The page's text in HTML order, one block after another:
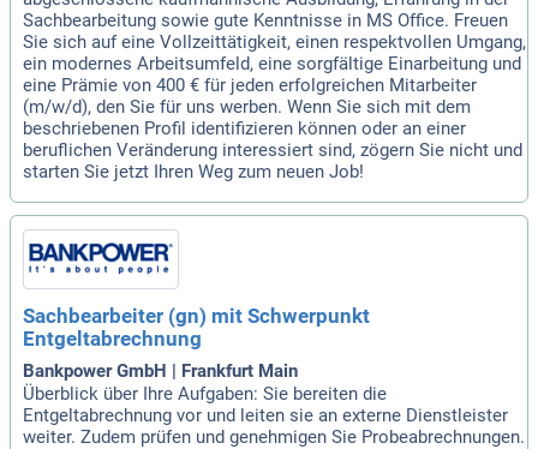
Sachbearbeitung sowie gute Kenntnisse in MS Office. Freuen
Sie sich auf eine Vollzeittätigkeit, einen respektvollen Umgang,
ein modernes Arbeitsumfeld, eine sorgfältige Einarbeitung und
eine Prämie von 400 € für jeden erfolgreichen Mitarbeiter
(m/w/d), den Sie für uns werben. Wenn Sie sich mit dem
beschriebenen Profil identifizieren können oder an einer
beruflichen Veränderung interessiert sind, zögern Sie nicht und
starten Sie jetzt Ihren Weg zum neuen Job!
Sachbearbeiter (gn) mit Schwerpunkt
Entgeltabrechnung
Bankpower GmbH | Frankfurt Main
Überblick über Ihre Aufgaben: Sie bereiten die
Entgeltabrechnung vor und leiten sie an externe Dienstleister
weiter. Zudem prüfen und genehmigen Sie Probeabrechnungen.